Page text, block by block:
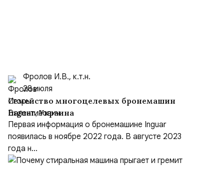
Фролов И.В., к.т.н.
28 июля
Семейство многоцелевых бронемашин
Inguar, Украина
Первая информация о бронемашине Inguar
появилась в ноябре 2022 года. В августе 2023
года н...